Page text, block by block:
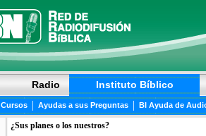
Radio Instituto Bíblico
| Ayudas a sus Preguntas | BI Ayuda de
¿Sus planes o los nuestros?